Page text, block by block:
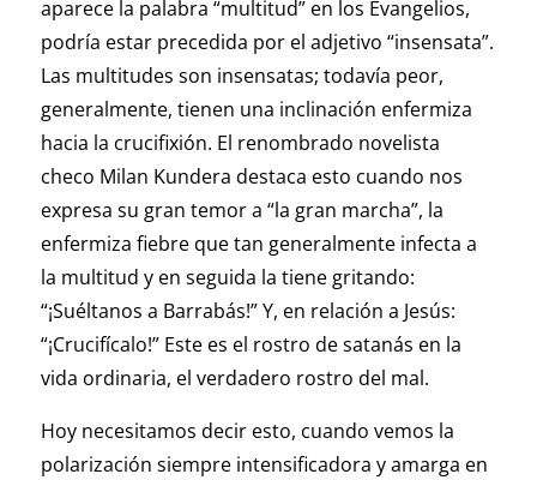
aparece la palabra “multitud” en los Evangelios,
podría estar precedida por el adjetivo “insensata”.
Las multitudes son insensatas; todavía peor,
generalmente, tienen una inclinación enfermiza
hacia la crucifixión. El renombrado novelista
checo Milan Kundera destaca esto cuando nos
expresa su gran temor a “la gran marcha”, la
enfermiza fiebre que tan generalmente infecta a
la multitud y en seguida la tiene gritando:
“¡Suéltanos a Barrabás!” Y, en relación a Jesús:
“¡Crucifícalo!” Este es el rostro de satanás en la
vida ordinaria, el verdadero rostro del mal.
Hoy necesitamos decir esto, cuando vemos la
polarización siempre intensificadora y amarga en